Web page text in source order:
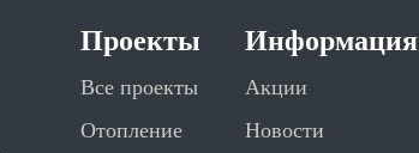
Проекты
Все проекты
Отопление
Информация
Акции
Новости